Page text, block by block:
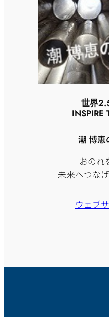
世界
INSPIRE
潮 博恵
おのれ
未来へつな
ウェブ